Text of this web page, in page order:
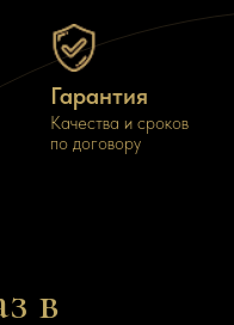
Качества и сроков
по договору
Гарантия
Портьера,
стиль
ПОДРОБНЕЕ